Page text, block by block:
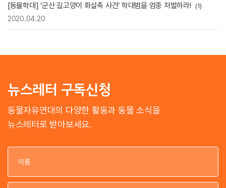
[동물학대] ‘군산 길고양이 화살촉 사건’ 학대범을 엄중 처벌하라! (1)
2020.04.20
뉴스레터 구독신청
동물자유연대의 다양한 활동과 동물 소식을
뉴스레터로 받아보세요.
이